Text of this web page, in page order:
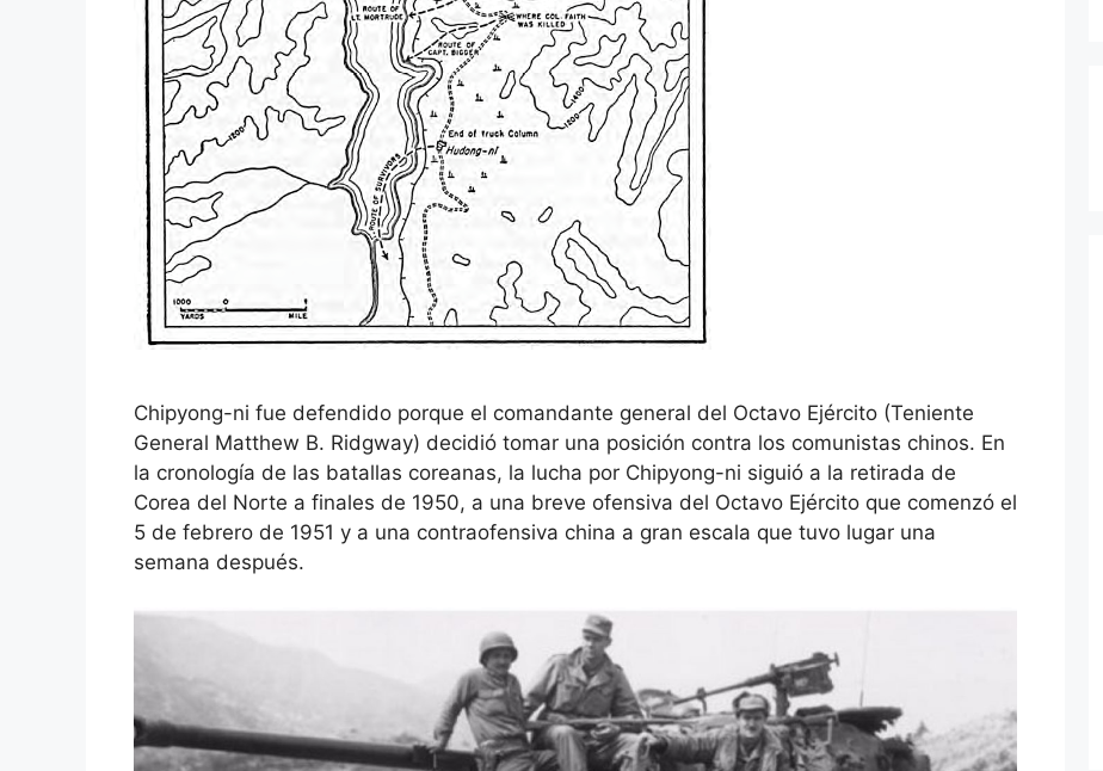
Chipyong-ni fue defendido porque el comandante general del Octavo Ejército (Teniente
General Matthew B. Ridgway) decidió tomar una posición contra los comunistas chinos. En
la cronología de las batallas coreanas, la lucha por Chipyong-ni siguió a la retirada de
Corea del Norte a finales de 1950, a una breve ofensiva del Octavo Ejército que comenzó el
5 de febrero de 1951 y a una contraofensiva china a gran escala que tuvo lugar una
semana después.